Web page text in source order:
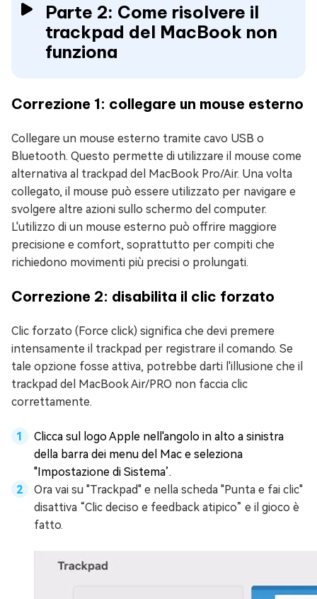
Parte 2: Come risolvere il
trackpad del MacBook non
funziona
Correzione 1: collegare un mouse esterno
Collegare un mouse esterno tramite cavo USB o
Bluetooth. Questo permette di utilizzare il mouse come
alternativa al trackpad del MacBook Pro/Air. Una volta
collegato, il mouse può essere utilizzato per navigare e
svolgere altre azioni sullo schermo del computer.
L'utilizzo di un mouse esterno può offrire maggiore
precisione e comfort, soprattutto per compiti che
richiedono movimenti più precisi o prolungati.
Correzione 2: disabilita il clic forzato
Clic forzato (Force click) significa che devi premere
intensamente il trackpad per registrare il comando. Se
tale opzione fosse attiva, potrebbe darti l'illusione che il
trackpad del MacBook Air/PRO non faccia clic
correttamente.
Clicca sul logo Apple nell'angolo in alto a sinistra
della barra dei menu del Mac e seleziona
"Impostazione di Sistema’.
Ora vai su "Trackpad" e nella scheda "Punta e fai clic"
disattiva “Clic deciso e feedback atipico” e il gioco è
fatto.